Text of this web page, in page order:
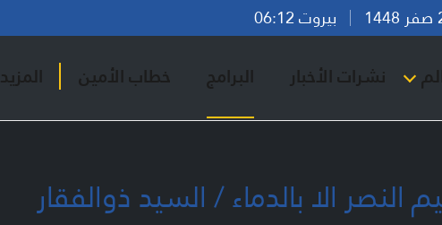
بيروت 06:12
نشرات الأخبار البرامج خطاب الأمين المزيد
النصر الا بالدماء / السيد ذوالفقار